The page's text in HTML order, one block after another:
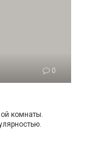
0
комнаты.